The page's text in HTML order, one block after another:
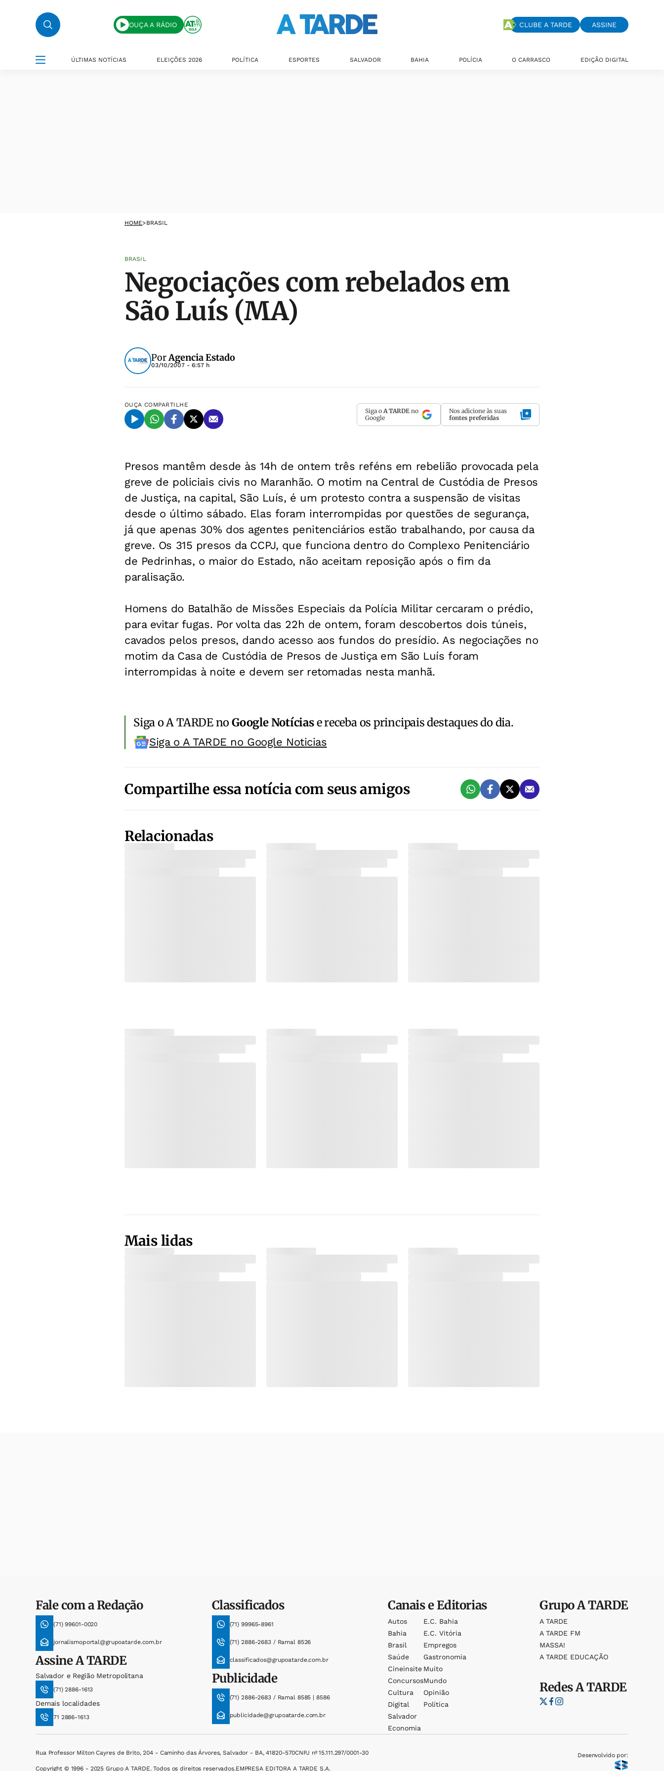
OUÇA A RÁDIO CLUBE A TARDE ASSINE
ÚLTIMAS NOTÍCIAS ELEIÇÕES 2026 POLÍTICA ESPORTES SALVADOR BAHIA POLÍCIA O CARRASCO EDIÇÃO DIGITAL
HOME>BRASIL
BRASIL
Negociações com rebelados em
São Luís (MA)
PorAgencia Estado
03/10/2007 - 6:57 h
OUÇA COMPARTILHE
Siga o A TARDE no
Google
Nos adicione às suas
fontes preferidas
Presos mantêm desde às 14h de ontem três reféns em rebelião provocada pela
greve de policiais civis no Maranhão. O motim na Central de Custódia de Presos
de Justiça, na capital, São Luís, é um protesto contra a suspensão de visitas
desde o último sábado. Elas foram interrompidas por questões de segurança,
já que apenas 30% dos agentes penitenciários estão trabalhando, por causa da
greve. Os 315 presos da CCPJ, que funciona dentro do Complexo Penitenciário
de Pedrinhas, o maior do Estado, não aceitam reposição após o fim da
paralisação.
Homens do Batalhão de Missões Especiais da Polícia Militar cercaram o prédio,
para evitar fugas. Por volta das 22h de ontem, foram descobertos dois túneis,
cavados pelos presos, dando acesso aos fundos do presídio. As negociações no
motim da Casa de Custódia de Presos de Justiça em São Luís foram
interrompidas à noite e devem ser retomadas nesta manhã.
Siga o A TARDE noGoogle Notíciase receba os principais destaques do dia.
Siga o A TARDE no Google Noticias
Compartilhe essa notícia com seus amigos
Relacionadas
Mais lidas
Fale com a Redação
(71) 99601-0020
jornalismoportal@grupoatarde.com.br
AssineA TARDE
Salvador e Região Metropolitana
(71) 2886-1613
Demais localidades
71 2886-1613
Classificados
(71) 99965-8961
(71) 2886-2683 / Ramal 8526
classificados@grupoatarde.com.br
Publicidade
(71) 2886-2683 / Ramal 8585 | 8586
publicidade@grupoatarde.com.br
Canais e Editorias
Autos
Bahia
Brasil
Saúde
Cineinsite
Concursos
Cultura
Digital
Salvador
Economia
E.c. Bahia
E.c. Vitória
Empregos
Gastronomia
Muito
Mundo
Opinião
Política
GrupoA TARDE
A TARDE
A TARDE FM
MASSA!
A TARDE EDUCAÇÃO
RedesA TARDE
Rua Professor Milton Cayres de Brito, 204 - Caminho das Árvores, Salvador - BA, 41820-570CNPJ nº 15.111.297/0001-30
Copyright © 1996 - 2025 Grupo A TARDE. Todos os direitos reservados.EMPRESA EDITORA A TARDE S.A.
Desenvolvido por: